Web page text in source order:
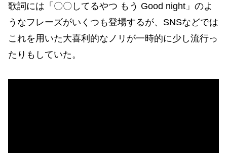
歌詞には「〇〇してるやつ もう Good night」のよ
うなフレーズがいくつも登場するが、SNSなどでは
これを用いた大喜利的なノリが一時的に少し流行っ
たりもしていた。